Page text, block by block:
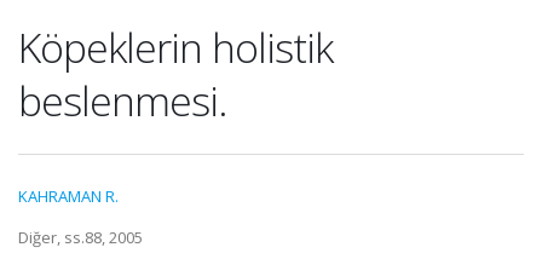
Köpeklerin holistik
beslenmesi.
KAHRAMAN R.
Diğer, ss.88, 2005